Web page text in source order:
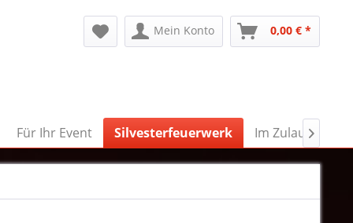
Mein Konto 0,00 € *
Für Ihr Event Silvesterfeuerwerk Im Zulauf